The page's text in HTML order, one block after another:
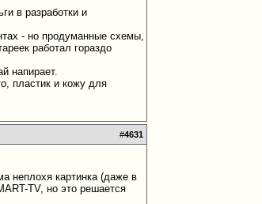
в разработки и
- но продуманные схемы,
работал гораздо
напирает.
пластик и кожу для
#4631
неплохя картинка (даже в
TV, но это решается